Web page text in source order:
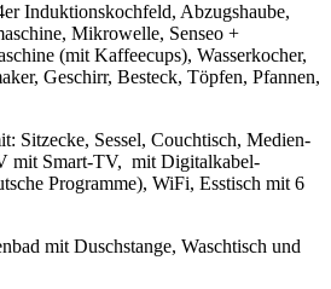
Induktionskochfeld, Abzugshaube,
Mikrowelle, Senseo +
(mit Kaffeecups), Wasserkocher,
Geschirr, Besteck, Töpfen, Pfannen,
Sitzecke, Sessel, Couchtisch, Medien-
mit Smart-TV, mit Digitalkabel-
Programme), WiFi, Esstisch mit 6
mit Duschstange, Waschtisch und